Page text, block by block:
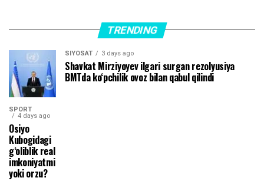
TRENDING
SIYOSAT 3 days ago
Shavkat Mirziyoyev ilgari surgan rezolyusiya
BMTda ko‘pchilik ovoz bilan qabul qilindi
SPORT
4 days ago
Osiyo
Kubogidagi
g‘oliblik real
imkoniyatmi
yoki orzu?